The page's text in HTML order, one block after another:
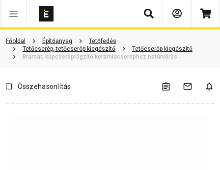
Keresés
Főoldal Építőanyag
Tetőfedés
Tetőcserép, tetőcserép kiegészítő
Tetőcserép kiegészítő
Bramac kúpcseréprögzítő kerámiacseréphez natúrvörös
Vásárlói vélemények Kérdések és válaszok Kapcsolódó cikkek
Összehasonlítás